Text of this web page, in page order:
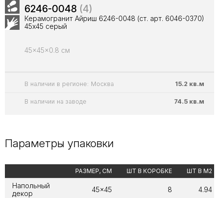
6246-0048 (4)
Керамогранит Айриш 6246-0048 (ст. арт. 6046-0370)
45х45 серый
45x45x0.8 см
В наличии в регионе: Москва 15.2 кв.м
В наличии на заводе 74.5 кв.м
Параметры упаковки
РАЗМЕР, СМ ШТ В КОРОБКЕ ШТ В М2
Напольный
декор
45x45 8 4.94